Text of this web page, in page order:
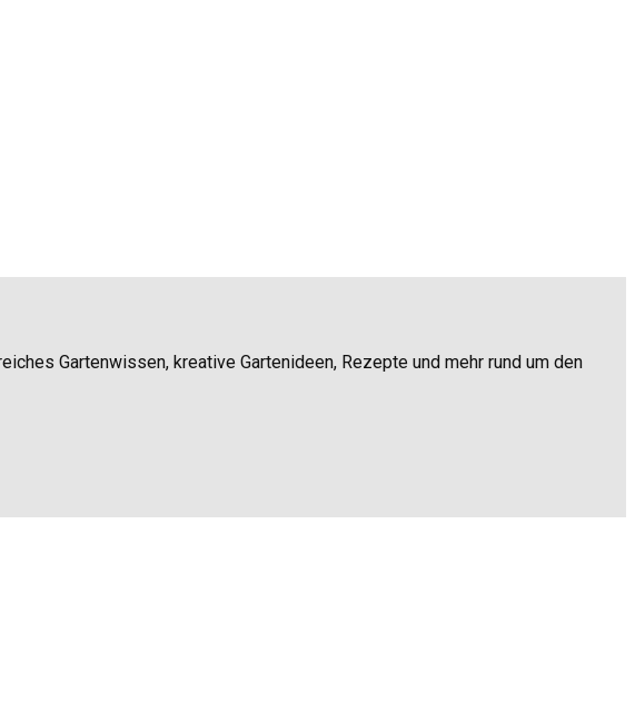
Gartenwissen, kreative Gartenideen, Rezepte und mehr rund um den